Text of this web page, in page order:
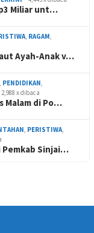
Miliar unt…
, RAGAM,
Ayah-Anak v…
, PENDIDIKAN,
2,988 x dibaca
Malam di Po…
, PERISTIWA,
Pemkab Sinjai…